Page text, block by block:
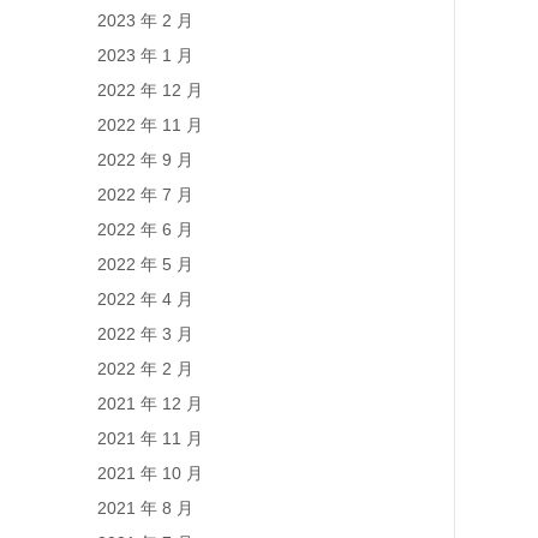
2023 年 2 月
2023 年 1 月
2022 年 12 月
2022 年 11 月
2022 年 9 月
2022 年 7 月
2022 年 6 月
2022 年 5 月
2022 年 4 月
2022 年 3 月
2022 年 2 月
2021 年 12 月
2021 年 11 月
2021 年 10 月
2021 年 8 月